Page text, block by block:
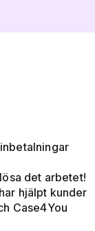
det arbetet!
hjälpt kunder
Case4You